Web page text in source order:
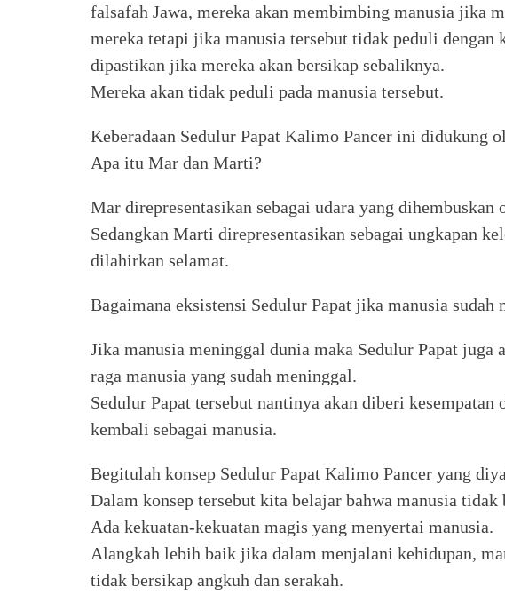
falsafah Jawa, mereka akan membimbing manusia jika
mereka tetapi jika manusia tersebut tidak peduli dengan
dipastikan jika mereka akan bersikap sebaliknya.
Mereka akan tidak peduli pada manusia tersebut.
Keberadaan Sedulur Papat Kalimo Pancer ini didukung
Apa itu Mar dan Marti?
Mar direpresentasikan sebagai udara yang dihembuskan
Sedangkan Marti direpresentasikan sebagai ungkapan
dilahirkan selamat.
Bagaimana eksistensi Sedulur Papat jika manusia sudah
Jika manusia meninggal dunia maka Sedulur Papat juga
raga manusia yang sudah meninggal.
Sedulur Papat tersebut nantinya akan diberi
kembali sebagai manusia.
Begitulah konsep Sedulur Papat Kalimo Pancer yang
Dalam konsep tersebut kita belajar bahwa manusia
Ada kekuatan-kekuatan magis yang menyertai manusia.
Alangkah lebih baik jika dalam menjalani kehidupan,
tidak bersikap angkuh dan serakah.